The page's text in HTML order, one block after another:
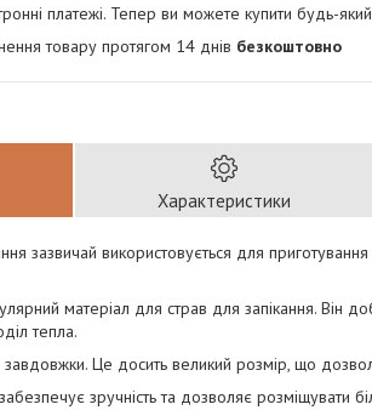
платежі. Тепер ви можете купити будь-
товару протягом 14 днів безкоштовно
Характеристики
зазвичай використовується для приготування
матеріал для страв для запікання. Він
тепла.
Це досить великий розмір, що
зручність та дозволяє розміщувати